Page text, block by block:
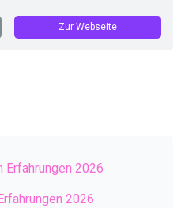
Zur Webseite
2026
2026